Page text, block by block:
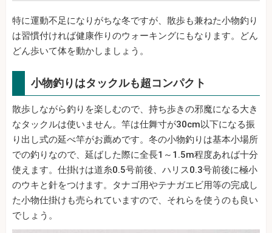
特に運動不足になりがちな冬ですが、散歩も兼ねた小物釣り
は習慣付ければ健康作りのウォーキングにもなります。どん
どん歩いて体を動かしましょう。
小物釣りはタックルも超コンパクト
散歩しながら釣りを楽しむので、持ち歩きの邪魔になる大き
なタックルは使いません。竿は仕舞寸が30cm以下になる振
り出し式の延べ竿がお薦めです。冬の小物釣りは基本小場所
での釣りなので、延ばした際に全長1～1.5m程度あれば十分
使えます。仕掛けは道糸0.5号前後、ハリス0.3号前後に極小
のウキと針をつけます。タナゴ用やテナガエビ用等の完成し
た小物仕掛けも売られていますので、それらを使うのも良い
でしょう。